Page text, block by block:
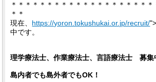
＊＊＊＊＊＊＊＊＊＊＊＊＊＊＊＊＊＊＊＊
＊＊
現在、 https://yoron.tokushukai.or.jp/recruit/
中です。
理学療法士、作業療法士、言語療法士 募
島内者でも島外者でもOK！